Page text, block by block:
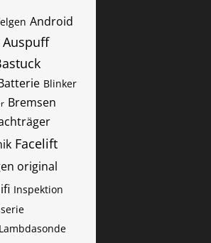
Android
Auspuff
Blinker
Bremsen
Facelift
original
Inspektion
Lambdasonde